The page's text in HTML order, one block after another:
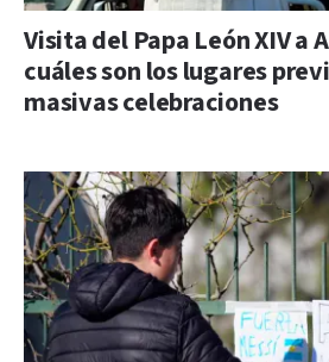
Visita del Papa León XIV a
cuáles son los lugares
masivas celebraciones